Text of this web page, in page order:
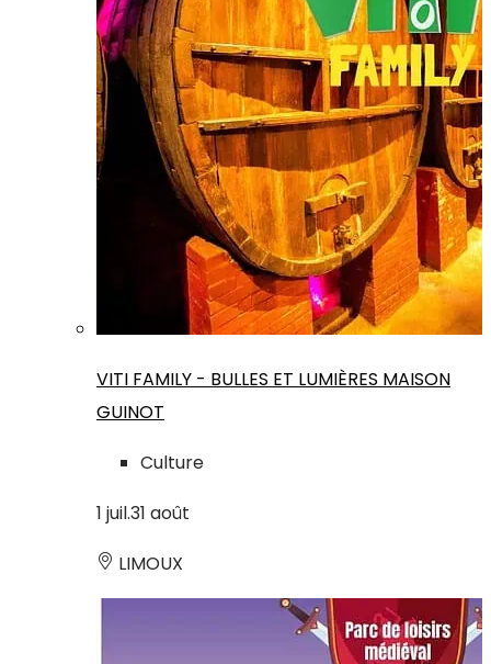
VITI FAMILY - BULLES ET LUMIÈRES MAISON
GUINOT
Culture
1 juil.31 août
LIMOUX